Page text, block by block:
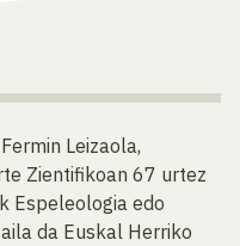
Leizaola,
Zientifikoan 67 urtez
Espeleologia edo
da Euskal Herriko